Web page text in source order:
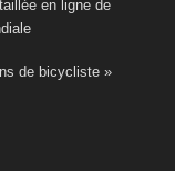
en ligne de
de bicycliste »